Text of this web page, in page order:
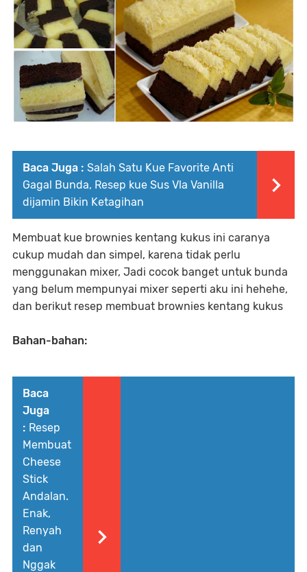
Baca Juga : Salah Satu Kue Favorite Anti
Gagal Bunda, Resep kue Sus Vla Vanilla
dijamin Bikin Ketagihan
Membuat kue brownies kentang kukus ini caranya
cukup mudah dan simpel, karena tidak perlu
menggunakan mixer, Jadi cocok banget untuk bunda
yang belum mempunyai mixer seperti aku ini hehehe,
dan berikut resep membuat brownies kentang kukus
Bahan-bahan:
Baca
Juga
: Resep
Membuat
Cheese
Stick
Andalan.
Enak,
Renyah
dan
Nggak